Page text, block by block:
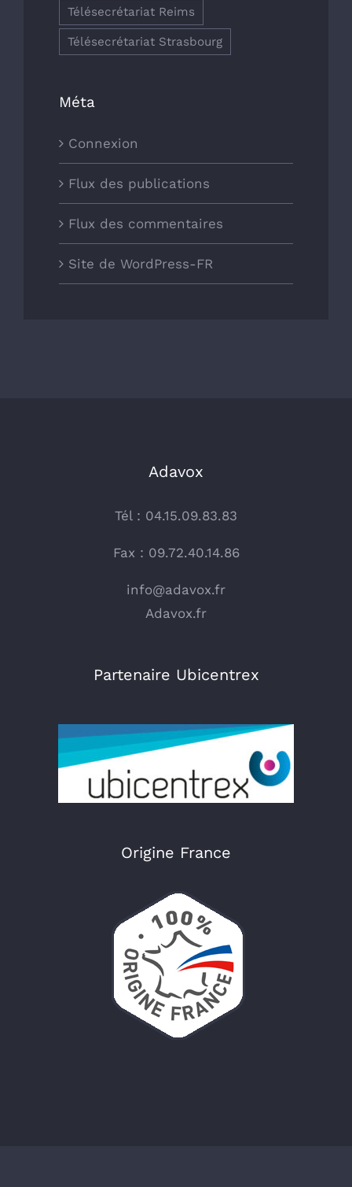
Télésecrétariat Reims
Télésecrétariat Strasbourg
Méta
Connexion
Flux des publications
Flux des commentaires
Site de WordPress-FR
Adavox
Tél : 04.15.09.83.83
Fax : 09.72.40.14.86
info@adavox.fr
Adavox.fr
Partenaire Ubicentrex
Origine France